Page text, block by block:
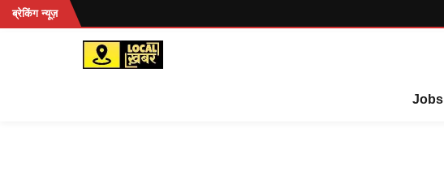
Skip
to
ब्रेकिंग न्यूज़
Jobs